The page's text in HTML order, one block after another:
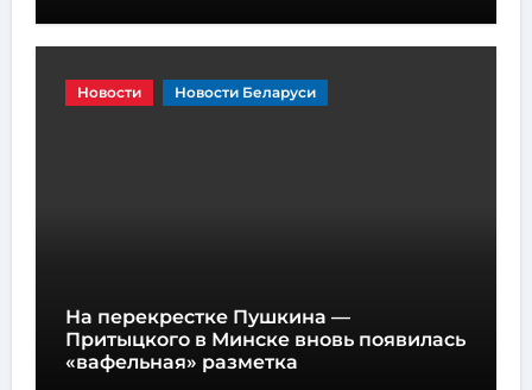
Новости Новости Беларуси
На перекрестке Пушкина —
Притыцкого в Минске вновь появилась
«вафельная» разметка